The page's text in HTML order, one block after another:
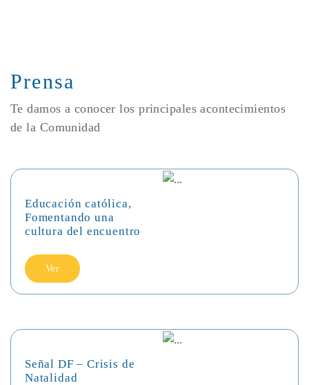
Prensa
Te damos a conocer los principales acontecimientos
de la Comunidad
Educación católica,
Fomentando una
cultura del encuentro
Ver
Señal DF – Crisis de
Natalidad